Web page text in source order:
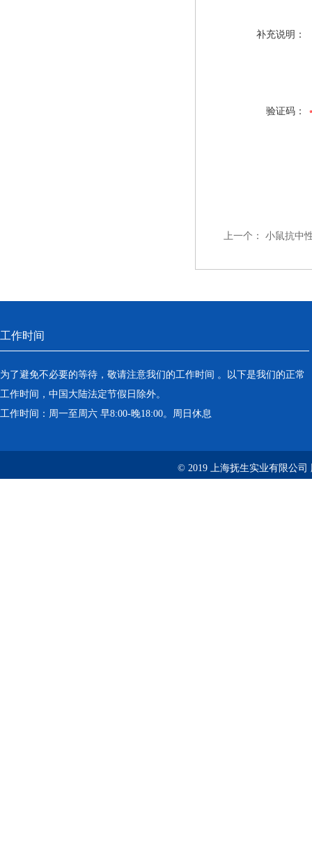
补充说明：
验证码：
上一个： 小鼠抗中
工作时间
为了避免不必要的等待，敬请注意我们的工作时间 。以下是我们的正常
工作时间，中国大陆法定节假日除外。
工作时间：周一至周六 早8:00-晚18:00。周日休息
© 2019 上海抚生实业有限公司